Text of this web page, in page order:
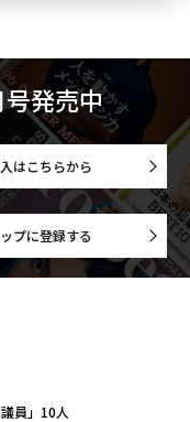
発売中
はこちらから
プに登録する
員」10人